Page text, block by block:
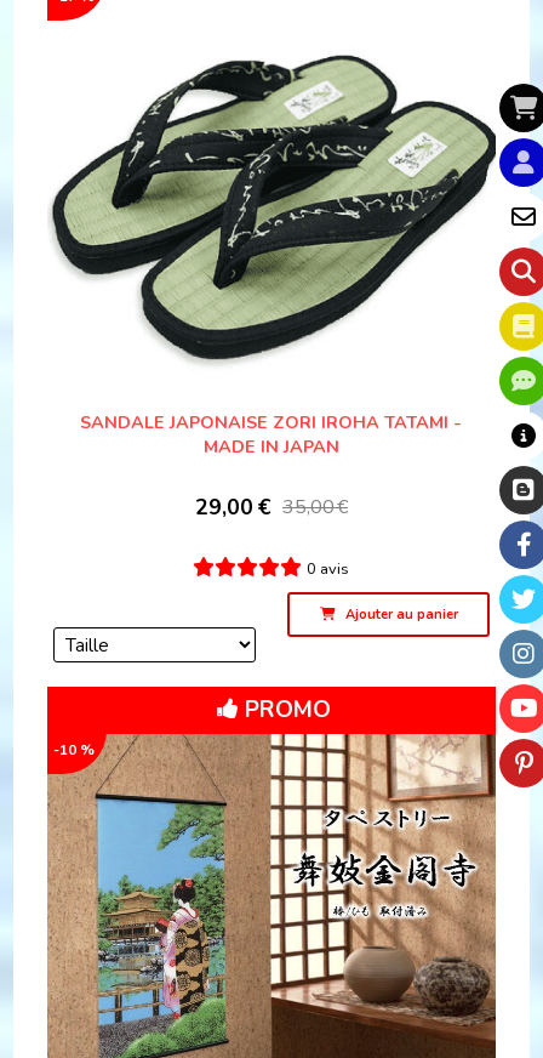
SANDALE JAPONAISE ZORI IROHA TATAMI -
MADE IN JAPAN
29,00 € 35,00€
0 avis
Ajouter au panier
PROMO
-10 %